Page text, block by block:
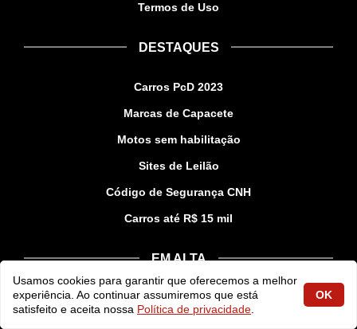
Termos de Uso
DESTAQUES
Carros PcD 2023
Marcas de Capacete
Motos sem habilitação
Sites de Leilão
Código de Segurança CNH
Carros até R$ 15 mil
EM ALTA
Creta 2023
Usamos cookies para garantir que oferecemos a melhor
experiência. Ao continuar assumiremos que está
satisfeito e aceita nossa Política de privacidade
OK